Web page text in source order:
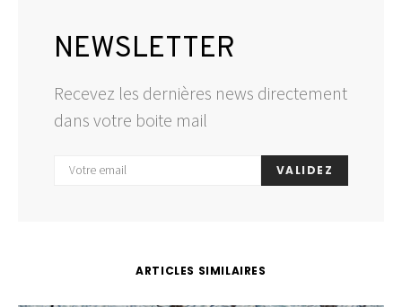
NEWSLETTER
Recevez les dernières news directement
dans votre boite mail
VALIDEZ
ARTICLES SIMILAIRES